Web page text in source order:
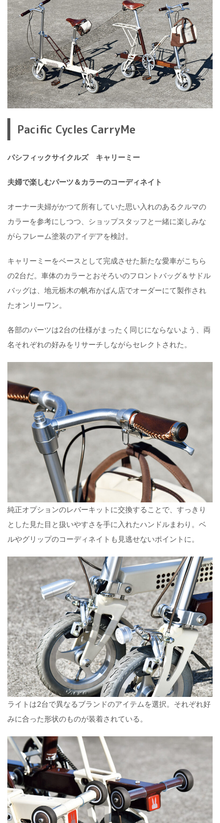
Pacific Cycles CarryMe
パシフィックサイクルズ キャリーミー
夫婦で楽しむパーツ＆カラーのコーディネイト
オーナー夫婦がかつて所有していた思い入れのあるクルマの
カラーを参考にしつつ、ショップスタッフと一緒に楽しみな
がらフレーム塗装のアイデアを検討。
キャリーミーをベースとして完成させた新たな愛車がこちら
の2台だ。車体のカラーとおそろいのフロントバッグ＆サドル
バッグは、地元栃木の帆布かばん店でオーダーにて製作され
たオンリーワン。
各部のパーツは2台の仕様がまったく同じにならないよう、両
名それぞれの好みをリサーチしながらセレクトされた。
純正オプションのレバーキットに交換することで、すっきり
とした見た目と扱いやすさを手に入れたハンドルまわり。ベ
ルやグリップのコーディネイトも見逃せないポイントに。
ライトは2台で異なるブランドのアイテムを選択。それぞれ好
みに合った形状のものが装着されている。